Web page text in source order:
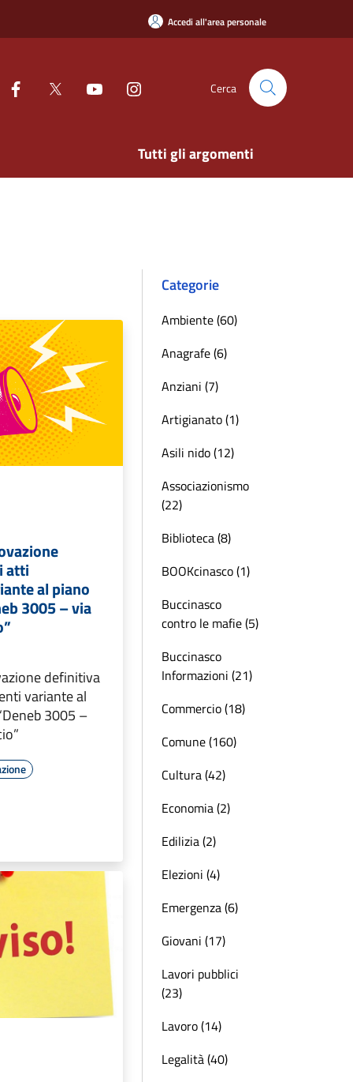
Accedi all'area personale
Cerca
Tutti gli argomenti
atti
al piano
3005 – via
definitiva
variante al
3005 –
Categorie
Ambiente (60)
Anagrafe (6)
Anziani (7)
Artigianato (1)
Asili nido (12)
Associazionismo
(22)
Biblioteca (8)
BOOKcinasco (1)
Buccinasco
contro le mafie (5)
Buccinasco
Informazioni (21)
Commercio (18)
Comune (160)
Cultura (42)
Economia (2)
Edilizia (2)
Elezioni (4)
Emergenza (6)
Giovani (17)
Lavori pubblici
(23)
Lavoro (14)
Legalità (40)